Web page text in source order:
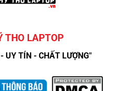
THO LAPTOP
UY TÍN - CHẤT LƯỢNG"